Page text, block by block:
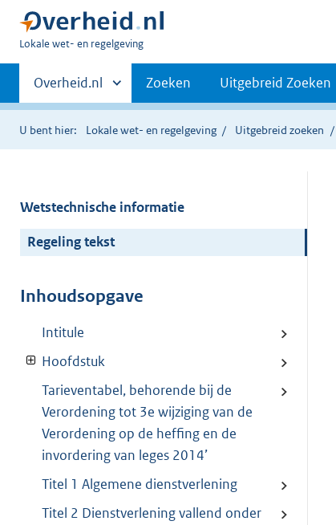
U
hier:
Lokale wet- en regelgeving
Primaire
navigatie
Andere
sites
binnen
Overheid.nl Zoeken Uitgebreid Zoeken
U bent hier: Lokale wet- en regelgeving Uitgebreid zoeken
Wetstechnische informatie
Regeling tekst
Inhoudsopgave
Intitule
Hoofdstuk
Tarieventabel, behorende bij de
Verordening tot 3e wijziging van de
Verordening op de heffing en de
invordering van leges 2014’
Titel 1 Algemene dienstverlening
Titel 2 Dienstverlening vallend onder